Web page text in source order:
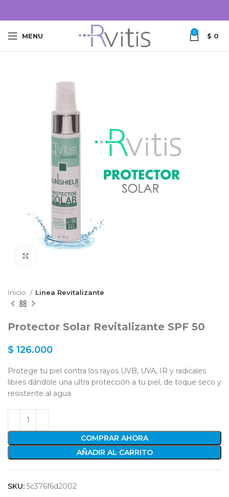
MENU 0 $ 0
Inicio Linea Revitalizante
Protector Solar Revitalizante SPF 50
$ 126.000
Protege tu piel contra los rayos UVB, UVA, IR y radicales
libres dándole una ultra protección a tu piel, de toque seco y
resistente al agua
COMPRAR AHORA
AÑADIR AL CARRITO
SKU: 5c376f6d2002